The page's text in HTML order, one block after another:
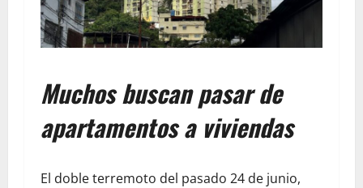
Muchos buscan pasar de
apartamentos a viviendas
El doble terremoto del pasado 24 de junio,